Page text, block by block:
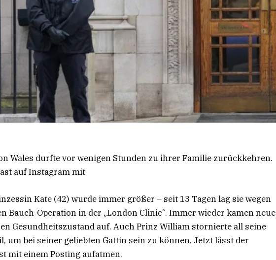
Wales durfte vor wenigen Stunden zu ihrer Familie zurückkehren.
auf Instagram mit
Kate (42) wurde immer größer – seit 13 Tagen lag sie wegen
Bauch-Operation in der „London Clinic“. Immer wieder kamen neue
Gesundheitszustand auf. Auch Prinz William stornierte all seine
um bei seiner geliebten Gattin sein zu können. Jetzt lässt der
mit einem Posting aufatmen.